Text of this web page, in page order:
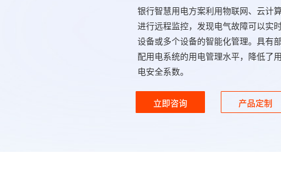
银行智慧用电方案利用物联网、云计
进行远程监控，发现电气故障可以实
设备或多个设备的智能化管理。具有
配用电系统的用电管理水平，降低了
电安全系数。
立即咨询 产品定制